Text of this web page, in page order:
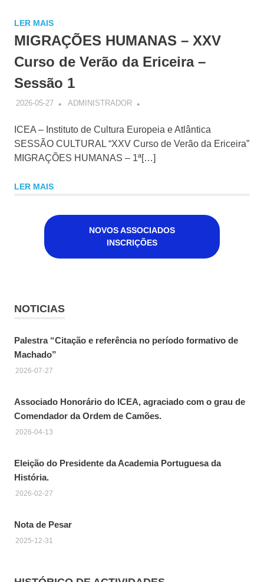
LER MAIS
MIGRAÇÕES HUMANAS – XXV
Curso de Verão da Ericeira –
Sessão 1
2026-05-27 ADMINISTRADOR
ICEA – Instituto de Cultura Europeia e Atlântica
SESSÃO CULTURAL “XXV Curso de Verão da Ericeira”
MIGRAÇÕES HUMANAS – 1ª[…]
LER MAIS
NOVOS ASSOCIADOS
INSCRIÇÕES
NOTICIAS
Palestra “Citação e referência no período formativo de
Machado”
2026-07-27
Associado Honorário do ICEA, agraciado com o grau de
Comendador da Ordem de Camões.
2026-04-13
Eleição do Presidente da Academia Portuguesa da
História.
2026-02-27
Nota de Pesar
2025-12-31